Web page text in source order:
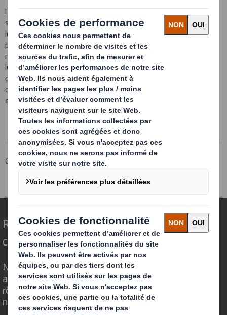
Les caisses de transport standards peuvent bénéficier de
systèmes autobloquants qui imbriquent parfaitement les caisses
les unes au-dessus des autres. Ce dispositif intégré à l'emballage
permet de gerber les caisses de manière sûre et stable. Il réduit les
risques de casse liés à une mauvaise stabilité des palettes durant
le stockage et le transport. Il contribue également à la réduction
des coûts : l'alignement des caisses permet de diminuer les
coefficients de sécurité et d'optimiser ainsi le poids des
emballages.
Groupe DS Smith
Produits & Services
Solutions d'emballage
Caisses
Repenser l’emballage pour un monde qui
change
Nous faisons la différence parce que nous
avons su voir en quoi l'emballage avait un
rôle important à jouer dans le monde qui
nous entoure.